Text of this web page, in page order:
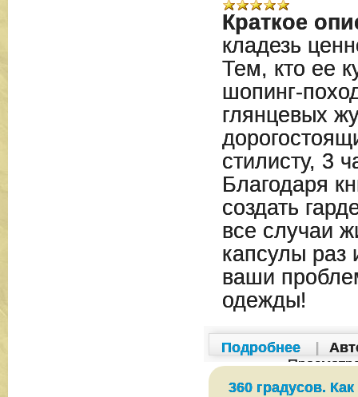
Краткое
кладезь
Тем, кто ее
шопинг-
глянцевых
стилисту, 3
Благодаря
создать
все случаи
капсулы раз
ваши
одежды!
Подробнее
360 градусов.